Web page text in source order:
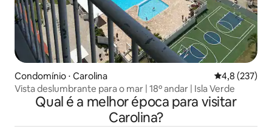
Condomínio ⋅ Carolina 4,8 de uma
4,8 (237)
Vista deslumbrante para o mar | 18º andar | Isla Verde
Qual é a melhor época para visitar
Carolina?